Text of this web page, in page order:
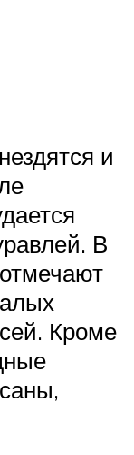
и
В
Кроме